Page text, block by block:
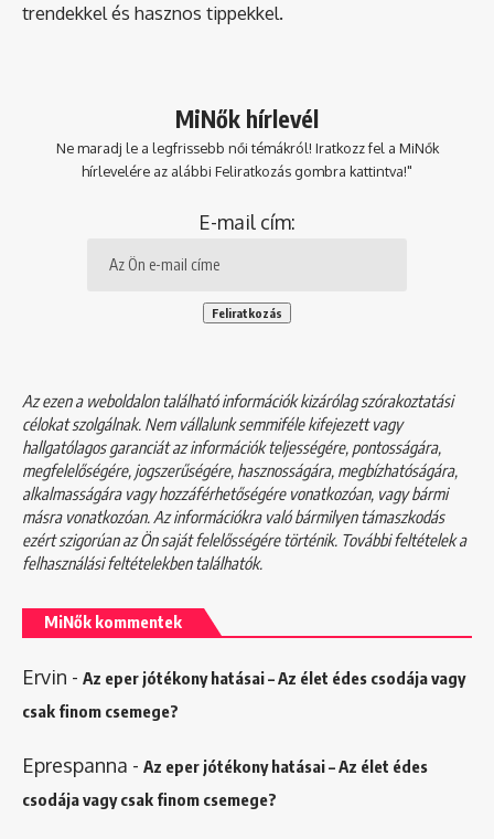
trendekkel és hasznos tippekkel.
MiNők hírlevél
Ne maradj le a legfrissebb női témákról! Iratkozz fel a MiNők
hírlevelére az alábbi Feliratkozás gombra kattintva!"
E-mail cím:
Az ezen a weboldalon található információk kizárólag szórakoztatási
célokat szolgálnak. Nem vállalunk semmiféle kifejezett vagy
hallgatólagos garanciát az információk teljességére, pontosságára,
megfelelőségére, jogszerűségére, hasznosságára, megbízhatóságára,
alkalmasságára vagy hozzáférhetőségére vonatkozóan, vagy bármi
másra vonatkozóan. Az információkra való bármilyen támaszkodás
ezért szigorúan az Ön saját felelősségére történik. További feltételek a
felhasználási feltételekbentalálhatók.
MiNők kommentek
Ervin - Az eper jótékony hatásai – Az élet édes csodája vagy
csak finom csemege?
Eprespanna - Az eper jótékony hatásai – Az élet édes
csodája vagy csak finom csemege?